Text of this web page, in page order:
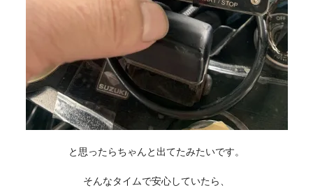
と思ったらちゃんと出てたみたいです。
そんなタイムで安心していたら、